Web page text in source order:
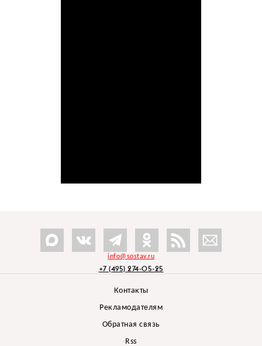
info@sostav.ru
+7 (495) 274-05-25
Контакты
Рекламодателям
Обратная связь
Rss